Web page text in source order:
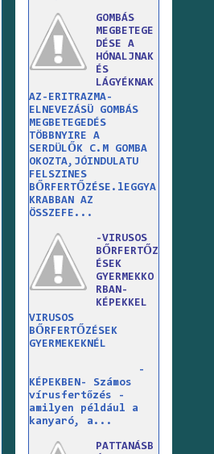
GOMBÁS
MEGBETEGE
DÉSE A
HÓNALJNAK
ÉS
LÁGYÉKNAK
AZ-ERITRAZMA-
ELNEVEZÁSÜ GOMBÁS
MEGBETEGEDÉS
TÖBBNYIRE A
SERDÜLŐK C.M GOMBA
OKOZTA,JÓINDULATU
FELSZINES
BŐRFERTŐZÉSE.lEGGYA
KRABBAN AZ
ÖSSZEFE...
-VIRUSOS
BŐRFERTŐZ
ÉSEK
GYERMEKKO
RBAN-
KÉPEKKEL
VIRUSOS
BŐRFERTŐZÉSEK
GYERMEKEKNÉL
-
KÉPEKBEN- Számos
vírusfertőzés -
amilyen például a
kanyaró, a...
PATTANÁSB